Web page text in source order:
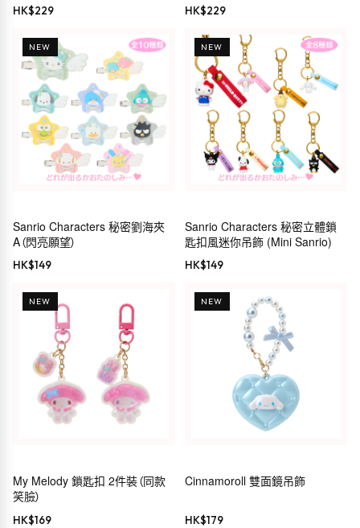
HK$229 HK$229
NEW
Sanrio Characters 秘密劉海夾
A（閃亮願望）
HK$149
NEW
Sanrio Characters 秘密立體鎖
匙扣風迷你吊飾 (Mini Sanrio)
HK$149
NEW
My Melody 鎖匙扣 2件裝（同款
笑臉）
HK$169
NEW
Cinnamoroll 雙面鏡吊飾
HK$179